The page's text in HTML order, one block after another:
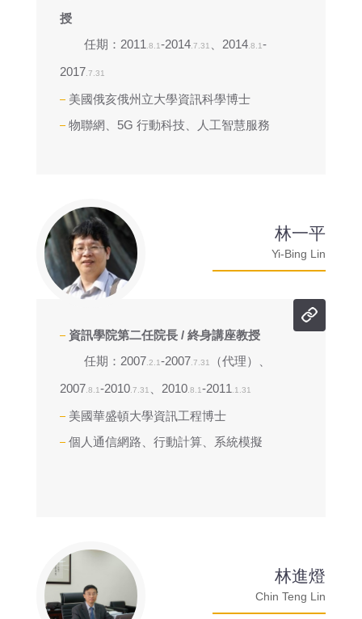
授
任期：2011 .8.1-2014.7.31 、2014.8.1-
2017 .7.31
美國俄亥俄州立大學資訊科學博士
物聯網、5G 行動科技、人工智慧服務
林一平
Yi-Bing Lin
資訊學院第二任院長 / 終身講座教授
任期：2007 .2.1-2007 .7.31
（代理）、
2007 .8.1-2010.7.31 、2010.8.1-2011 .1.31
美國華盛頓大學資訊工程博士
個人通信網路、行動計算、系統模擬
林進燈
Chin Teng Lin